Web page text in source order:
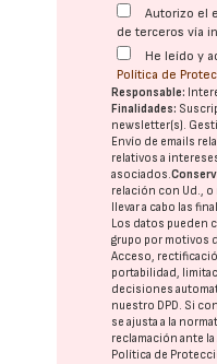
Autorizo el
de terceros vía
He leído y
Política de
Responsable:
Finalidades:
newsletter(s).
Envío de emails
relativos a
asociados.
relación con Ud., o
llevar a cabo las
Los datos pueden
grupo por motivos
Acceso,
portabilidad,
decisiones
nuestro DPD. Si
se ajusta a la
reclamación ante la
Política de